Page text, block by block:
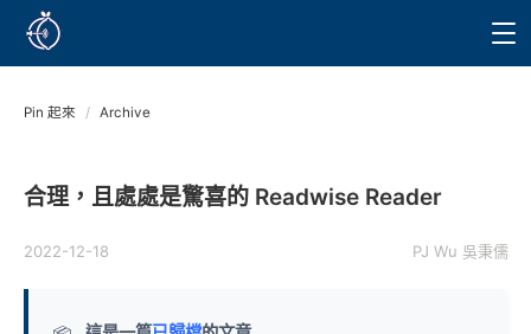
Pin 起來 / Archive
合理，且處處是驚喜的 Readwise Reader
2022-12-18 PJ Wu 吳秉儒